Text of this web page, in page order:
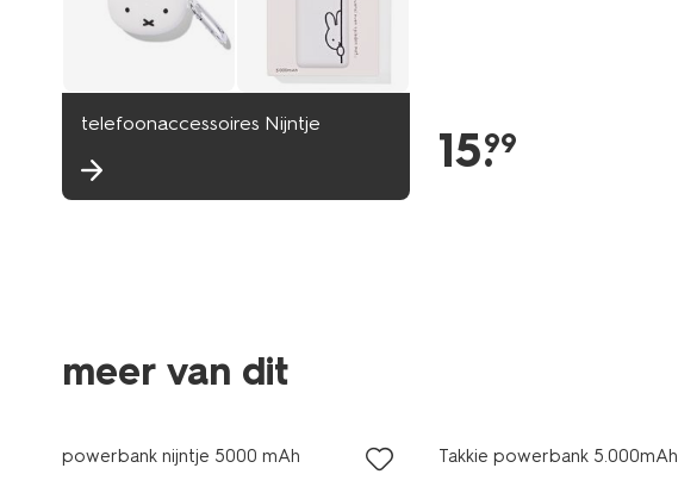
telefoonaccessoires Nijntje 15.
99
meer van dit
powerbank nijntje 5000 mAh Takkie powerbank 5.000mAh